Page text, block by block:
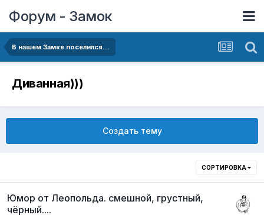
Форум - Замок
В нашем Замке поселился...
Диванная)))
Создать тему
СОРТИРОВКА
Юмор от Леопольда. смешной, грустный,
чёрный....